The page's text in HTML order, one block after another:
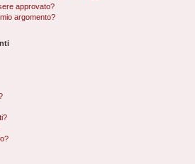
approvato?
argomento?